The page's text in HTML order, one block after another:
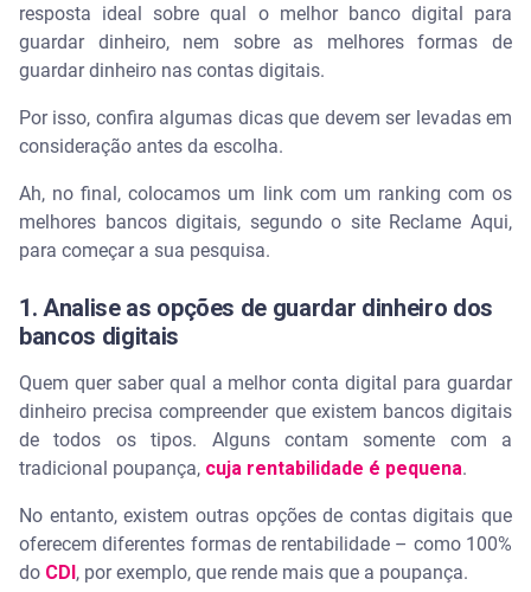
resposta ideal sobre qual o melhor banco digital para
guardar dinheiro, nem sobre as melhores formas de
guardar dinheiro nas contas digitais.
Por isso, confira algumas dicas que devem ser levadas em
consideração antes da escolha.
Ah, no final, colocamos um link com um ranking com os
melhores bancos digitais, segundo o site Reclame Aqui,
para começar a sua pesquisa.
1. Analise as opções de guardar dinheiro dos
bancos digitais
Quem quer saber qual a melhor conta digital para guardar
dinheiro precisa compreender que existem bancos digitais
de todos os tipos. Alguns contam somente com a
tradicional poupança, cuja rentabilidade é pequena.
No entanto, existem outras opções de contas digitais que
oferecem diferentes formas de rentabilidade – como 100%
do CDI , por exemplo, que rende mais que a poupança.